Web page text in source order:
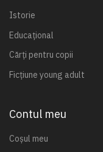
Istorie
Educațional
Cărți pentru copii
Ficțiune young adult
Contul meu
Coșul meu